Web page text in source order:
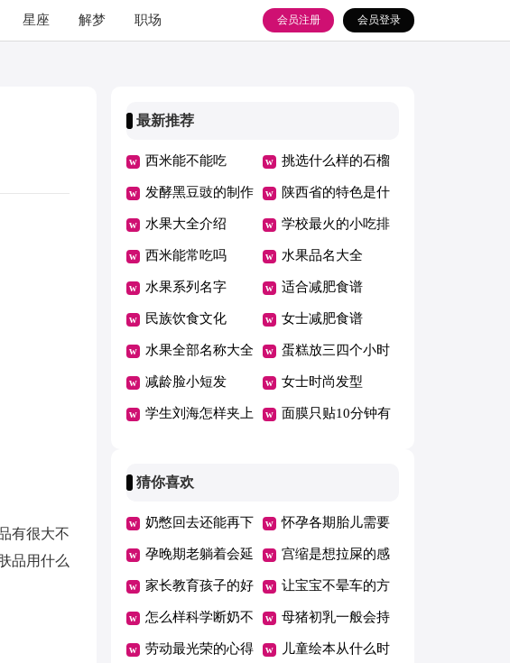
星座 解梦 职场 会员登录
会员注册
有很大不
品用什么
最新推荐
西米能不能吃 挑选什么样的石榴
好吃
发酵黑豆豉的制作
方法窍门
陕西省的特色是什
么
水果大全介绍 学校最火的小吃排
行榜
西米能常吃吗 水果品名大全
水果系列名字 适合减肥食谱
民族饮食文化 女士减肥食谱
水果全部名称大全 蛋糕放三四个小时
可以吗
减龄脸小短发 女士时尚发型
学生刘海怎样夹上 面膜只贴10分钟有
猜你喜欢
奶憋回去还能再下
来吗
怀孕各期胎儿需要
的营养
孕晚期老躺着会延
期吗
宫缩是想拉屎的感
觉吗
家长教育孩子的好
方法总结一年级
让宝宝不晕车的方
法
怎么样科学断奶不
坑娃
母猪初乳一般会持
续几天
劳动最光荣的心得 儿童绘本从什么时